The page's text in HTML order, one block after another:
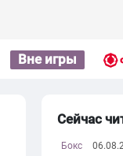
Вне игры
Сейчас
Бокс